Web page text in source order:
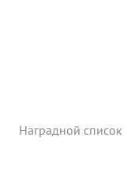
Наградной список